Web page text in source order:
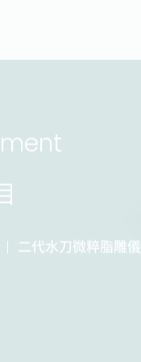
二代水刀微粹脂雕儀